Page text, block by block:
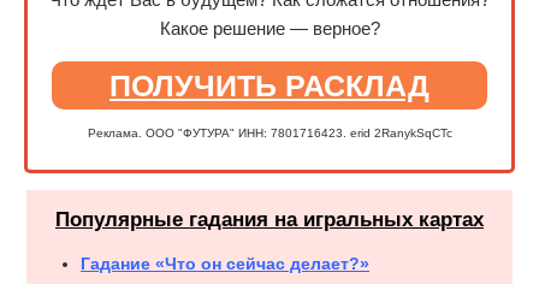
Какое решение — верное?
ПОЛУЧИТЬ РАСКЛАД
Реклама. ООО "ФУТУРА" ИНН: 7801716423. erid 2RanykSqCTc
Популярные гадания на игральных картах
Гадание «Что он сейчас делает?»